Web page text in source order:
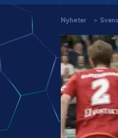
Nyheter >